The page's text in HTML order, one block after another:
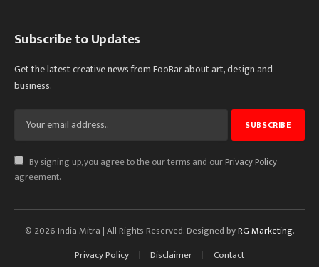
Subscribe to Updates
Get the latest creative news from FooBar about art, design and
business.
By signing up, you agree to the our terms and ourPrivacy Policy
agreement.
© 2026 India Mitra | All Rights Reserved. Designed byRG Marketing.
Privacy Policy
Disclaimer Contact